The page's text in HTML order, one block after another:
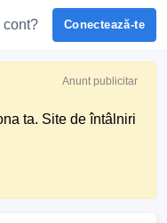
cont? Conectează-te
Anunt publicitar
ta. Site de întâlniri